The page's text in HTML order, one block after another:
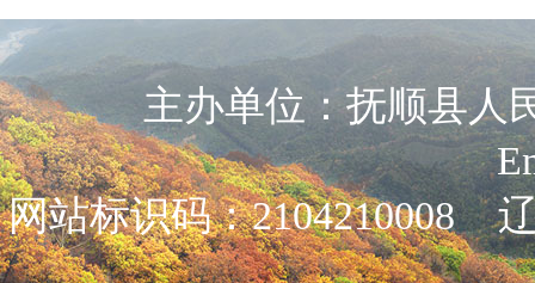
主办单位：抚顺县
网站标识码：2104210008